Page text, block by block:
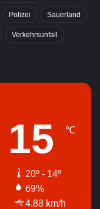
Polizei Sauerland
Verkehrsunfall
15 ℃
20º - 14º
69%
4.88 km/h